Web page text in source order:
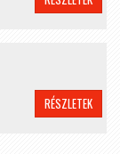
RÉSZLETEK